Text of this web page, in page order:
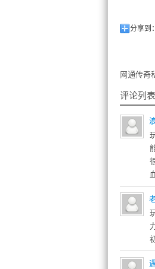
分享到：
网通传奇
评论列表